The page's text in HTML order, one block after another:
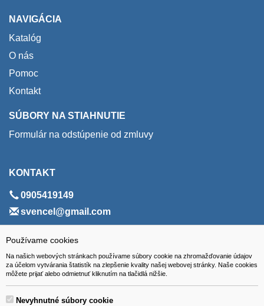
Používame cookies
Na našich webových stránkach používame súbory cookie na zhromažďovanie údajov
za účelom vytvárania štatistík na zlepšenie kvality našej webovej stránky. Naše cookies
môžete prijať alebo odmietnuť kliknutím na tlačidlá nižšie.
Nevyhnutné súbory cookie
NAVIGÁCIA
Katalóg
O nás
Pomoc
Kontakt
SÚBORY NA STIAHNUTIE
Formulár na odstúpenie od zmluvy
KONTAKT
0905419149
svencel@gmail.com
ADRESA
VEST - tech s.r.o.
Hviezdoslavova 280/6, 965 01 Žiar nad Hronom
Slovakia (Slovak Republic)